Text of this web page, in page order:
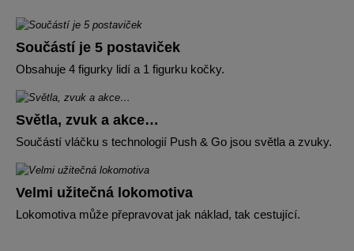
Součástí je 5 postaviček
Obsahuje 4 figurky lidí a 1 figurku kočky.
Světla, zvuk a akce…
Součástí vláčku s technologií Push & Go jsou světla a zvuky.
Velmi užitečná lokomotiva
Lokomotiva může přepravovat jak náklad, tak cestující.